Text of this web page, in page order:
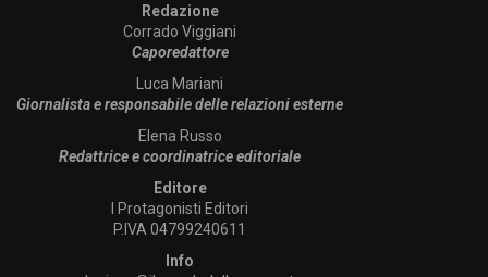
Redazione
Corrado Viggiani
Caporedattore
Luca Mariani
Giornalista e responsabile delle relazioni esterne
Elena Russo
Redattrice e coordinatrice editoriale
Editore
I Protagonisti Editori
P.IVA 04799240611
Info